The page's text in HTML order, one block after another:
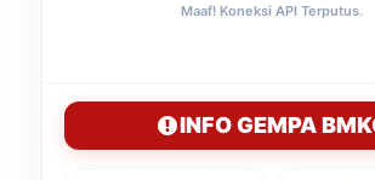
Maaf! Koneksi API Terputus.
INFO GEMPA